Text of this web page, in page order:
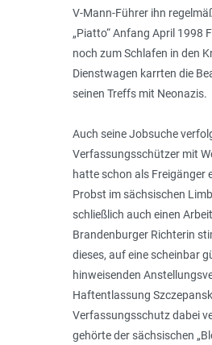
V-Mann-Führer ihn
„Piatto“ Anfang April 1998
noch zum Schlafen in den
Dienstwagen karrten die
seinen Treffs mit Neonazis.
Auch seine Jobsuche
Verfassungsschützer mit
hatte schon als Freigänger
Probst im sächsischen
schließlich auch einen
Brandenburger Richterin
dieses, auf eine scheinbar
hinweisenden
Haftentlassung
Verfassungsschutz dabei
gehörte der sächsischen